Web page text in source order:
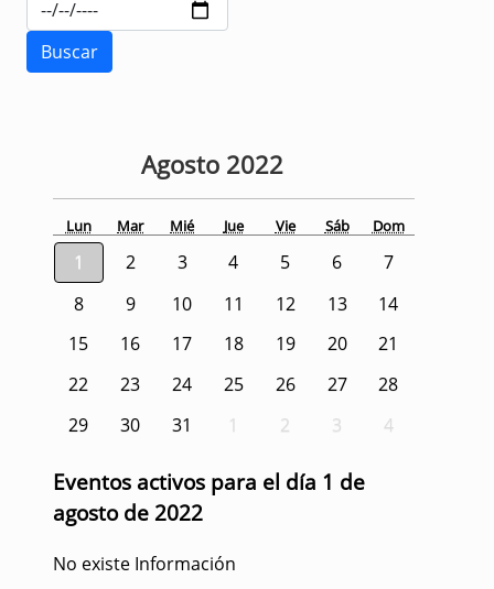
Agosto 2022
Lun Mar Mié Jue Vie Sáb Dom
1 2 3 4 5 6
7
8
9 10 11 12 13
14
15
16 17 18 19 20
21
22
23 24 25 26 27
28
29
30 31 1 2 3 4
Eventos activos para el día 1 de
agosto de 2022
No existe Información